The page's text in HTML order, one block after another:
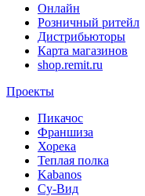
Онлайн
Розничный ритейл
Дистрибьюторы
Карта магазинов
shop.remit.ru
Проекты
Пикачос
Франшиза
Хорека
Теплая полка
Kabanos
Су-Вид